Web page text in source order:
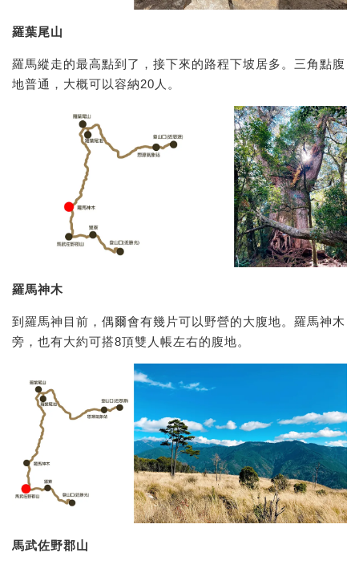
羅葉尾山
羅馬縱走的最高點到了，接下來的路程下坡居多。三角點腹
地普通，大概可以容納20人。
羅馬神木
到羅馬神目前，偶爾會有幾片可以野營的大腹地。羅馬神木
旁，也有大約可搭8頂雙人帳左右的腹地。
馬武佐野郡山